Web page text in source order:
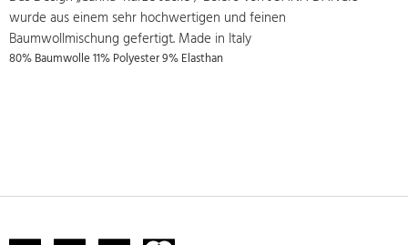
wurde aus einem sehr hochwertigen und feinen
Baumwollmischung gefertigt. Made in Italy
80% Baumwolle 11% Polyester 9% Elasthan